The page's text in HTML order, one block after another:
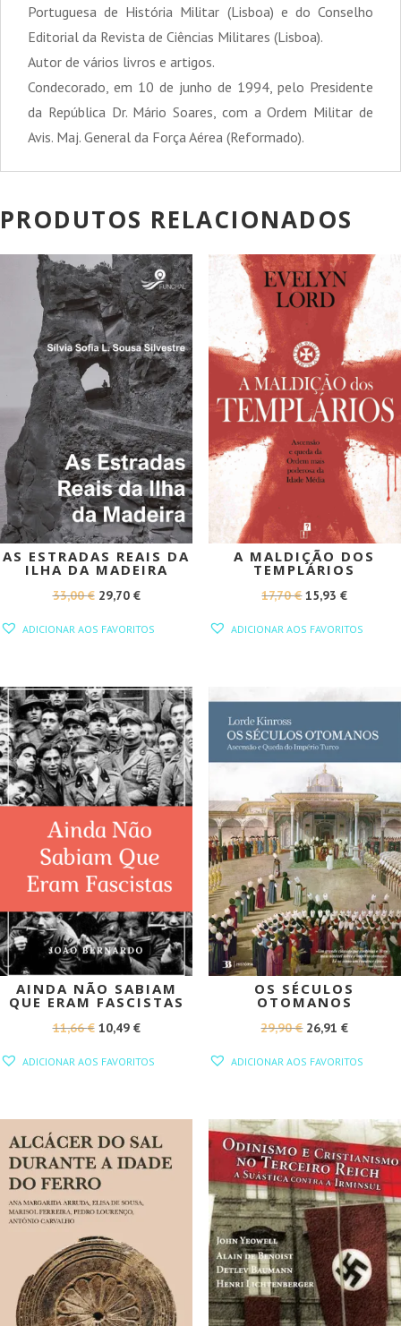
Portuguesa de História Militar (Lisboa) e do Conselho
Editorial da Revista de Ciências Militares (Lisboa).
Autor de vários livros e artigos.
Condecorado, em 10 de junho de 1994, pelo Presidente
da República Dr. Mário Soares, com a Ordem Militar de
Avis. Maj. General da Força Aérea (Reformado).
PRODUTOS RELACIONADOS
PROMOÇÃO!
AS ESTRADAS REAIS DA
ILHA DA MADEIRA
33,00€ O
33,00 €.
29,70 €O
29,70 €.
ADICIONAR AOS FAVORITOS
PROMOÇÃO!
A MALDIÇÃO DOS
TEMPLÁRIOS
17,70€O
15,93€O
ADICIONAR AOS FAVORITOS
PROMOÇÃO!
AINDA NÃO SABIAM
QUE ERAM FASCISTAS
11,66€ O
11,66 €.
10,49 €O
10,49 €.
ADICIONAR AOS FAVORITOS
PROMOÇÃO!
OS SÉCULOS
OTOMANOS
29,90€ O
29,90 €.
26,91€O
26,91 €.
ADICIONAR AOS FAVORITOS
PROMOÇÃO!